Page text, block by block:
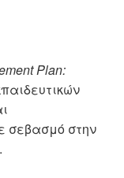
Plan:
σεβασμό στην